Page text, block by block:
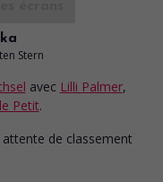
Stern
avec Lilli Palmer,
Petit.